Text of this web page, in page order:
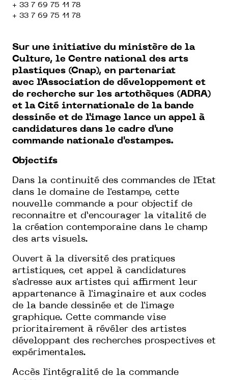
+ 33 7 69 75 11 78
+ 33 7 69 75 11 78
Sur une initiative du ministère de la
Culture, le Centre national des arts
plastiques (Cnap), en partenariat
avec l'Association de développement et
de recherche sur les artothèques (ADRA)
et la Cité internationale de la bande
dessinée et de l'image lance un appel à
candidatures dans le cadre d'une
commande nationale d'estampes.
Objectifs
Dans la continuité des commandes de l'Etat
dans le domaine de l'estampe, cette
nouvelle commande a pour objectif de
reconnaitre et d’encourager la vitalité de
la création contemporaine dans le champ
des arts visuels.
Ouvert à la diversité des pratiques
artistiques, cet appel à candidatures
s'adresse aux artistes qui affirment leur
appartenance à l'imaginaire et aux codes
de la bande dessinée et de l'image
graphique. Cette commande vise
prioritairement à révéler des artistes
développant des recherches prospectives et
expérimentales.
Accès l'intégralité de la commande